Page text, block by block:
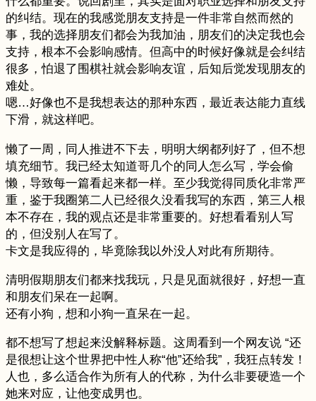
的纠结。现在的我感觉朋友支持是一件非常自然而然的
事，我的选择朋友们都会为我加油，朋友们的决定我也会
支持，根本不会影响感情。但高中的时候好像就是会纠结
很多，怕退了围棋社就会影响友谊，后知后觉发现朋友的
难处。
嗯…好像也不是我想表达的那种东西，最近表达能力直线
下滑，就这样吧。
懒了一周，同人推进不下去，明明大纲都列好了，但不想
填充细节。我已经太知道哥几个的同人怎么写，学会偷
懒，导致每一篇看起来都一样。至少我觉得同质化非常严
重，鉴于我圈第二人已经很久没看我写的东西，第三人根
本不存在，我的观点还是非常重要的。好想看看别人写
的，但没别人在写了。
卡文是我应得的，毕竟除我以外没人对此有所期待。
清明假期朋友们都来找我玩，只是见面就很好，好想一直
和朋友们呆在一起啊。
还有小狗，想和小狗一直呆在一起。
都不想写了想起来没解释标题。这周看到一个网友说 “还
是很想让这个世界把中性人称“他”还给我”，我狂点转发！
人也，多么适合作为所有人的代称，为什么非要硬造一个
她来对应，让他变成男也。